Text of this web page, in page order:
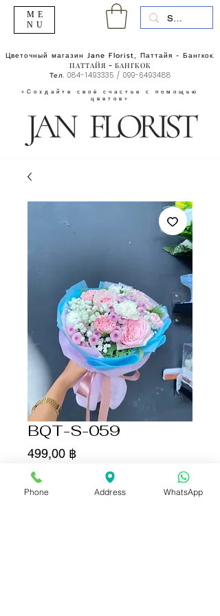
«Создайте своё счастье с помощью
цветов»
Цветочный магазин Jane Florist, Паттайя - Бангкок.
ПАТТАЙЯ - БАНГКОК
Тел. 084-1493335 / 099-6493488
ME
NU
BQT-S-059
499,00 ฿Цена
Количество
Phone Address WhatsApp